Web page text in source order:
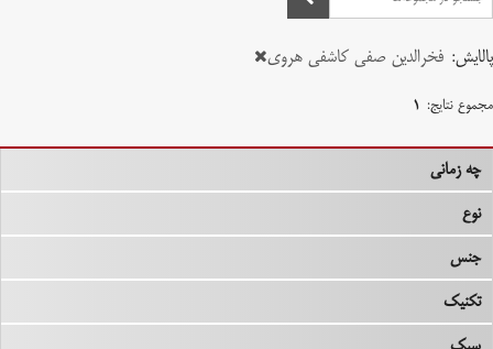
پالایش: فخرالدین صفی کاشفی هروی
مجموع نتایج: ۱
چه زمانی
نوع
جنس
تکنیک